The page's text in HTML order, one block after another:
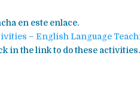
en este enlace.
– English Language
in the link to do these